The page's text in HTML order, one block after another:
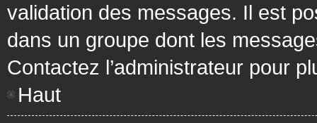
validation des messages. Il est
dans un groupe dont les
Contactez l’administrateur pour
Haut